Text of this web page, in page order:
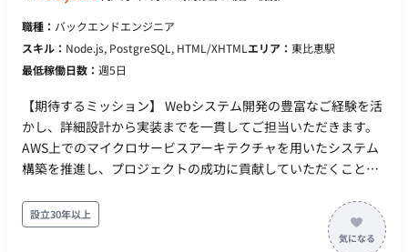
職種： バックエンドエンジニア
スキル： Node.js, PostgreSQL, HTML/XHTML エリア： 東比恵駅
最低稼働日数： 週5日
【期待するミッション】 Webシステム開発の豊富なご経験を活
かし、詳細設計から実装までを一貫してご担当いただきます。
AWS上でのマイクロサービスアーキテクチャを用いたシステム
構築を推進し、プロジェクトの成功に貢献していただくことを
工程 2026年6～9月：PG/PT工程 ※詳細は面談時にご説明させ
ていただきます。 ■業務の流れ ①検証内容検討 ②実装環境
設立30年以上